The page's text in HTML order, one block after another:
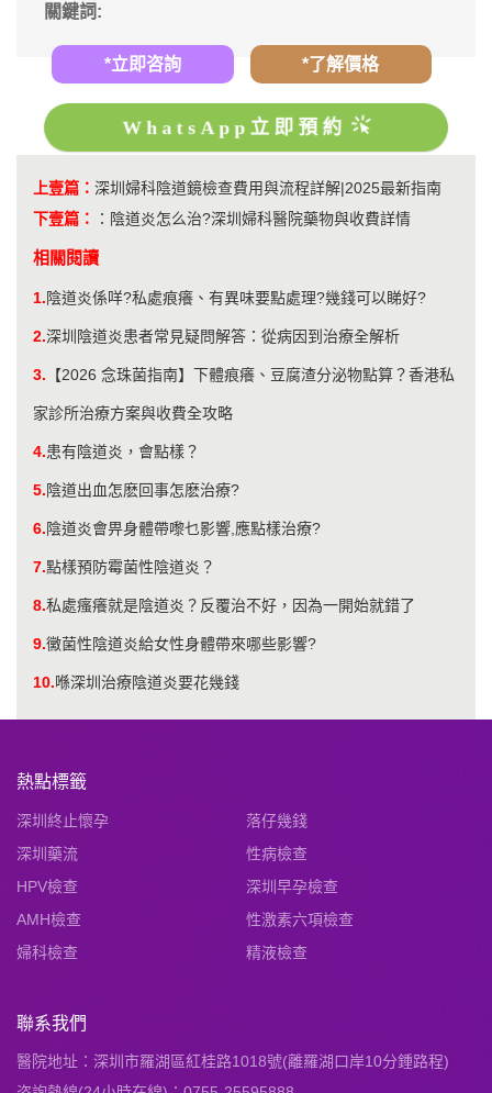
關鍵詞:
*立即咨詢 *了解價格
WhatsApp立即預約
上壹篇： 深圳婦科陰道鏡檢查費用與流程詳解|2025最新指南
下壹篇：
： 陰道炎怎么治?深圳婦科醫院藥物與收費詳情
相關閱讀
1.陰道炎係咩?私處痕癢、有異味要點處理?幾錢可以睇好?
2.深圳陰道炎患者常見疑問解答：從病因到治療全解析
3. 【2026 念珠菌指南】下體痕癢、豆腐渣分泌物點算？香港私
家診所治療方案與收費全攻略
4.患有陰道炎，會點樣？
5.陰道出血怎麽回事怎麽治療?
6.陰道炎會畀身體帶嚟乜影響,應點樣治療?
7.點樣預防霉菌性陰道炎？
8.私處瘙癢就是陰道炎？反覆治不好，因為一開始就錯了
9.黴菌性陰道炎給女性身體帶來哪些影響?
10.喺深圳治療陰道炎要花幾錢
熱點標籤
深圳終止懷孕
落仔幾錢
深圳藥流
性病檢查
HPV檢查
深圳早孕檢查
AMH檢查
性激素六項檢查
婦科檢查
精液檢查
聯系我們
醫院地址：深圳市羅湖區紅桂路1018號(離羅湖口岸10分鍾路程)